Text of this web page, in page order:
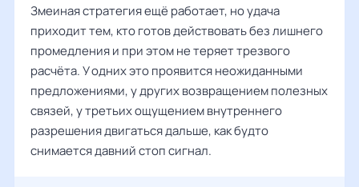
Змеиная стратегия ещё работает, но удача
приходит тем, кто готов действовать без лишнего
промедления и при этом не теряет трезвого
расчёта. У одних это проявится неожиданными
предложениями, у других возвращением полезных
связей, у третьих ощущением внутреннего
разрешения двигаться дальше, как будто
снимается давний стоп сигнал.